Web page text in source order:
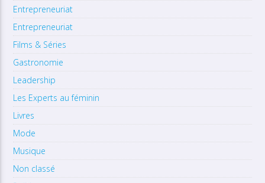
Entrepreneuriat
Entrepreneuriat
Films & Séries
Gastronomie
Leadership
Les Experts au féminin
Livres
Mode
Musique
Non classé